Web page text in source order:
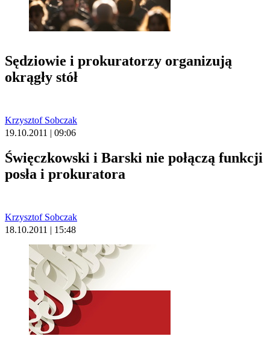
Sędziowie i prokuratorzy organizują
okrągły stół
Krzysztof Sobczak
19.10.2011 | 09:06
Święczkowski i Barski nie połączą funkcji
posła i prokuratora
Krzysztof Sobczak
18.10.2011 | 15:48